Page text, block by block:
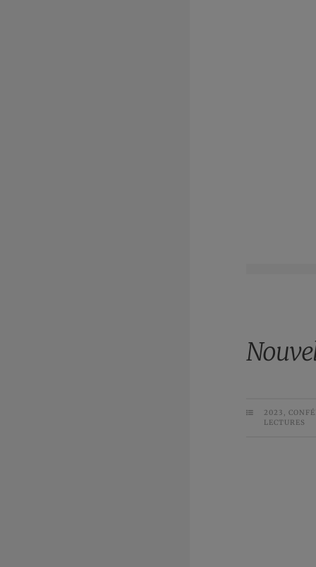
2023 ,
LECTURES